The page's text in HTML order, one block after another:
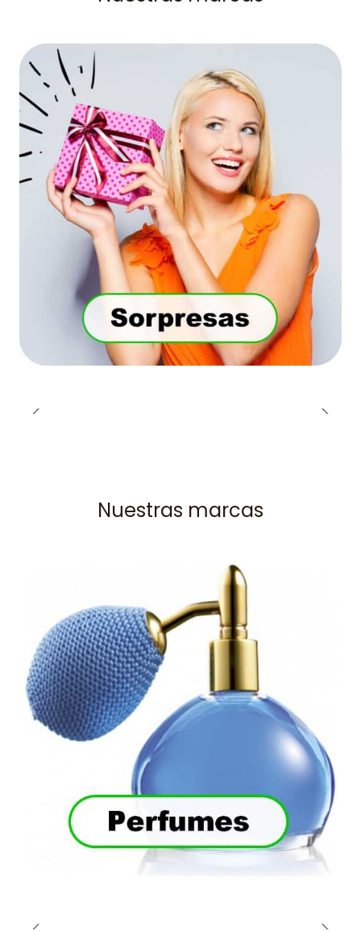
Nuestras marcas